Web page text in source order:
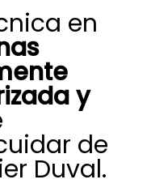
en
y
de
Duval.